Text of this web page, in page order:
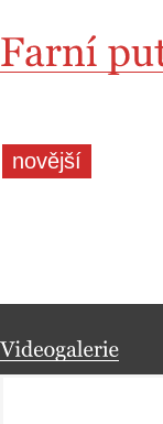
novější